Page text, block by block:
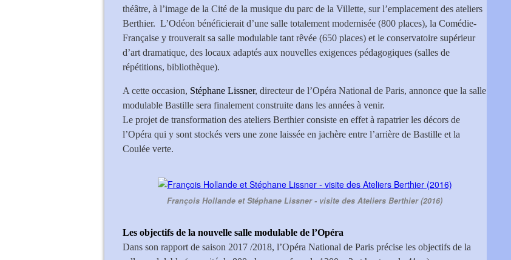
théâtre, à l’image de la Cité de la musique du parc de la Villette, sur l’emplacement des ateliers
Berthier. L’Odéon bénéficierait d’une salle totalement modernisée (800 places), la Comédie-
Française y trouverait sa salle modulable tant rêvée (650 places) et le conservatoire supérieur
d’art dramatique, des locaux adaptés aux nouvelles exigences pédagogiques (salles de
répétitions, bibliothèque).
A cette occasion, Stéphane Lissner, directeur de l’Opéra National de Paris, annonce que la salle
modulable Bastille sera finalement construite dans les années à venir.
Le projet de transformation des ateliers Berthier consiste en effet à rapatrier les décors de
l’Opéra qui y sont stockés vers une zone laissée en jachère entre l’arrière de Bastille et la
Coulée verte.
François Hollande et Stéphane Lissner - visite des Ateliers Berthier (2016)
Les objectifs de la nouvelle salle modulable de l’Opéra
Dans son rapport de saison 2017 /2018, l’Opéra National de Paris précise les objectifs de la